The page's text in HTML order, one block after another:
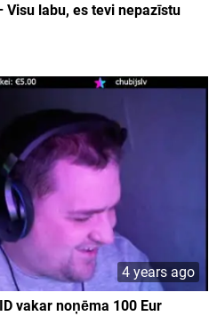
Visu labu, es tevi nepazīstu
4 years ago
vakar noņēma 100 Eur